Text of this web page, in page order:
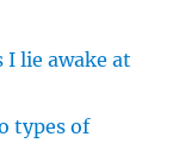
I lie awake at
types of